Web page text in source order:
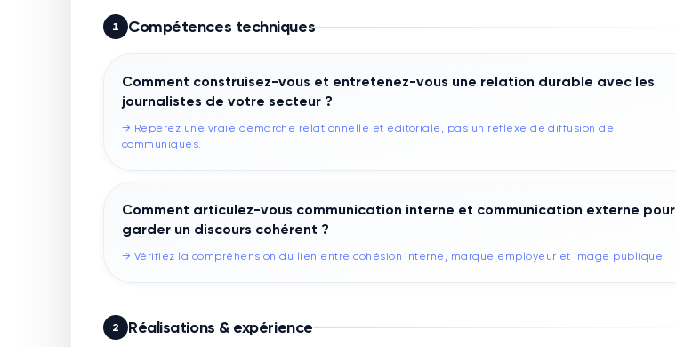
1 Compétences techniques
Comment construisez-vous et entretenez-vous une relation durable avec les
journalistes de votre secteur ?
→ Repérez une vraie démarche relationnelle et éditoriale, pas un réflexe de diffusion de
communiqués.
Comment articulez-vous communication interne et communication externe pour
garder un discours cohérent ?
→ Vérifiez la compréhension du lien entre cohésion interne, marque employeur et image publique.
2 Réalisations & expérience